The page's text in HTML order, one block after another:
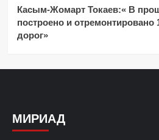
Касым-Жомарт Токаев:« В
построено и
дорог»
МИРИАД